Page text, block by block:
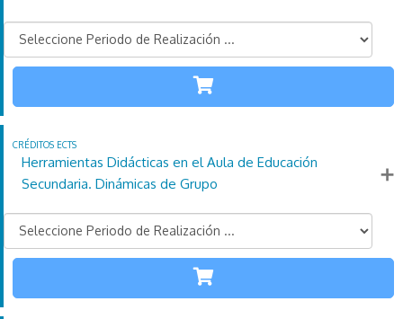
SECUNDARIA
110Horas 4 21días
Más información
Herramientas Didácticas en el Aula de Educación
Secundaria. Dinámicas de Grupo
SECUNDARIA
110Horas 4 21días